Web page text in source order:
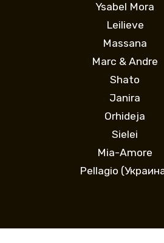
Ysabel Mora
Leilieve
Massana
Marc & Andre
Shato
Janira
Orhideja
Sielei
Mia-Amore
Pellagio